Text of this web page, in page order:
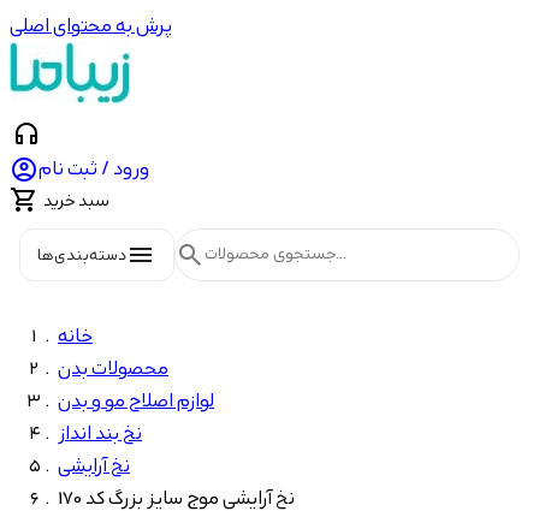
پرش به محتوای اصلی
headphones
ورود / ثبت نام
 سبد خرید
menuدسته‌بندی‌ها search
خانه
محصولات بدن
لوازم اصلاح مو و بدن
نخ بند انداز
نخ آرایشی
نخ آرایشی موج سایز بزرگ کد 170